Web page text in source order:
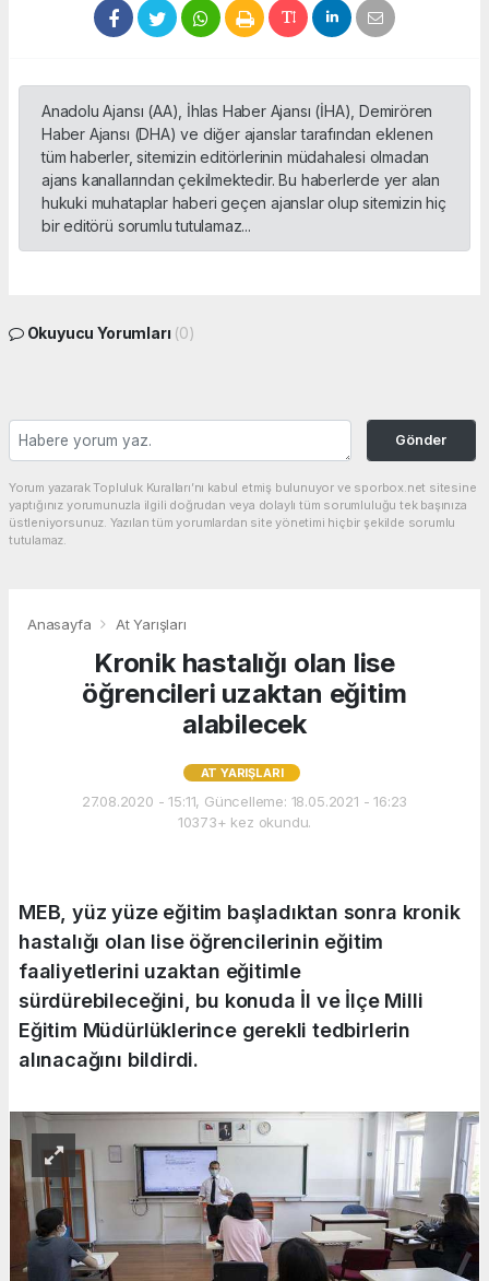
Anadolu Ajansı (AA), İhlas Haber Ajansı (İHA), Demirören
Haber Ajansı (DHA) ve diğer ajanslar tarafından eklenen
tüm haberler, sitemizin editörlerinin müdahalesi olmadan
ajans kanallarından çekilmektedir. Bu haberlerde yer alan
hukuki muhataplar haberi geçen ajanslar olup sitemizin hiç
bir editörü sorumlu tutulamaz...
Okuyucu Yorumları (0)
Gönder
Yorum yazarak Topluluk Kuralları’nı kabul etmiş bulunuyor ve sporbox.net sitesine
yaptığınız yorumunuzla ilgili doğrudan veya dolaylı tüm sorumluluğu tek başınıza
üstleniyorsunuz. Yazılan tüm yorumlardan site yönetimi hiçbir şekilde sorumlu
tutulamaz.
Anasayfa At Yarışları
Kronik hastalığı olan lise
öğrencileri uzaktan eğitim
alabilecek
AT YARIŞLARI
27.08.2020 - 15:11, Güncelleme: 18.05.2021 - 16:23
10373+ kez okundu.
MEB, yüz yüze eğitim başladıktan sonra kronik
hastalığı olan lise öğrencilerinin eğitim
faaliyetlerini uzaktan eğitimle
sürdürebileceğini, bu konuda İl ve İlçe Milli
Eğitim Müdürlüklerince gerekli tedbirlerin
alınacağını bildirdi.